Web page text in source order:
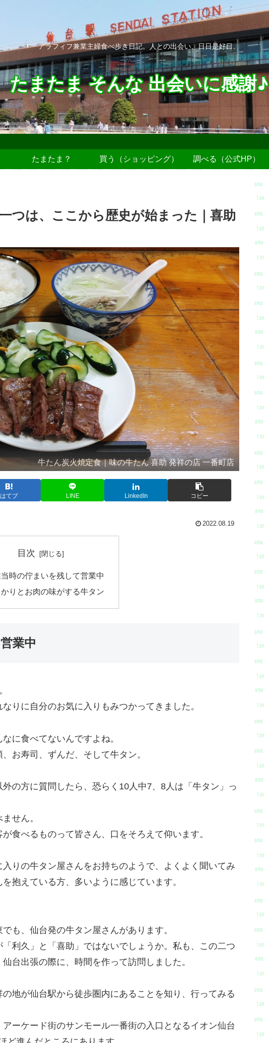
アラフィフ兼業主婦食べ歩き日記。人との出会い、日日是好日。
たまたま そんな 出会いに感謝♪
たまたま？ 買う（ショッピング） 調べる（公式HP）
つは、ここから歴史が始まった｜喜助
牛たん炭火焼定食｜味の牛たん 喜助 発祥の店 一番町店
はてブ LINE LinkedIn コピー
2022.08.19
目次
時の佇まいを残して営業中
かりとお肉の味がする牛タン
業中
りに自分のお気に入りもみつかってきました。
に食べてないんですよね。
お寿司、ずんだ、そして牛タン。
外の方に質問したら、恐らく10人中7、8人は「牛タン」っ
せん。
食べるものって皆さん、口をそろえて仰います。
りの牛タン屋さんをお持ちのようで、よくよく聞いてみ
抱えている方、多いように感じています。
も、仙台発の牛タン屋さんがあります。
利久」と「喜助」ではないでしょうか。私も、この二つ
台出張の際に、時間を作って訪問しました。
地が仙台駅から徒歩圏内にあることを知り、行ってみる
ーケード街のサンモール一番街の入口となるイオン仙台